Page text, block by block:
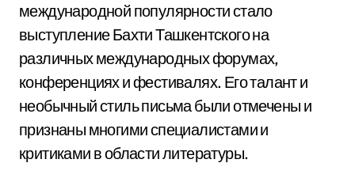
международной популярности стало
выступление Бахти Ташкентского на
различных международных форумах,
конференциях и фестивалях. Его талант и
необычный стиль письма были отмечены и
признаны многими специалистами и
критиками в области литературы.